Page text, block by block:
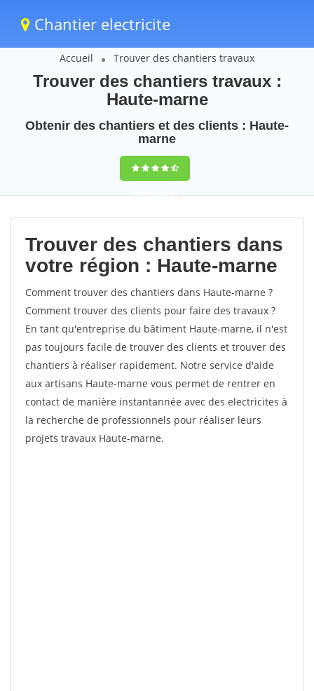
Chantier electricite
Accueil Trouver des chantiers travaux
Trouver des chantiers travaux :
Haute-marne
Obtenir des chantiers et des clients : Haute-
marne
9,5(100%)79
votes
Trouver des chantiers dans
votre région : Haute-marne
Comment trouver des chantiers dans Haute-marne ?
Comment trouver des clients pour faire des travaux ?
En tant qu'entreprise du bâtiment Haute-marne, il n'est
pas toujours facile de trouver des clients et trouver des
chantiers à réaliser rapidement. Notre service d'aide
aux artisans Haute-marne vous permet de rentrer en
contact de manière instantannée avec des electricites à
la recherche de professionnels pour réaliser leurs
projets travaux Haute-marne.